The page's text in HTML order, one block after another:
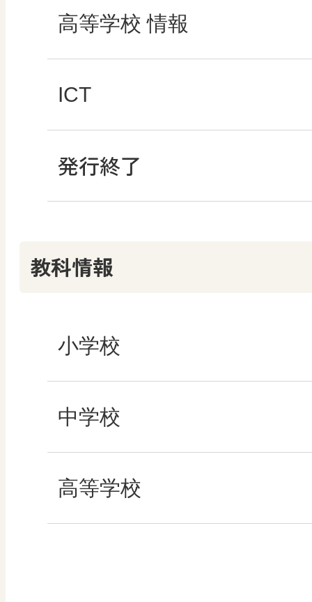
高校教科書×美術館
その他の教育資料
どうする？とくだ先
ABCシリーズ
マンガでわかる社会
ABCシリーズ
ROOT
教科書活用のポイン
算数授業のススメ
楽しい数学の授業を
ABCシリーズ
その他の教育資料
高等学校 情報
情報科プラス
ICT
つなぐ つながる ICT
発行終了
教科情報
小学校
社会
算数
中学校
社会 地理
高等学校